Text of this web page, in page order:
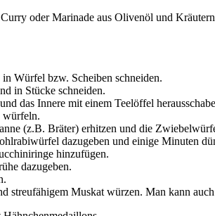
oder Marinade aus Olivenöl und
Würfel bzw. Scheiben schneiden.
in Stücke schneiden.
das Innere mit einem Teelöffel
würfeln.
(z.B. Bräter) erhitzen und die
dazugeben und einige Minuten
hinzufügen.
dazugeben.
streufähigem Muskat würzen. Man kann